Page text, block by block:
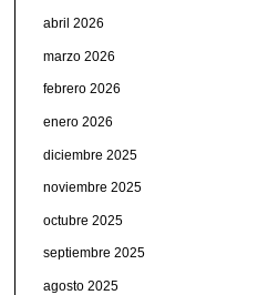
abril 2026
marzo 2026
febrero 2026
enero 2026
diciembre 2025
noviembre 2025
octubre 2025
septiembre 2025
agosto 2025